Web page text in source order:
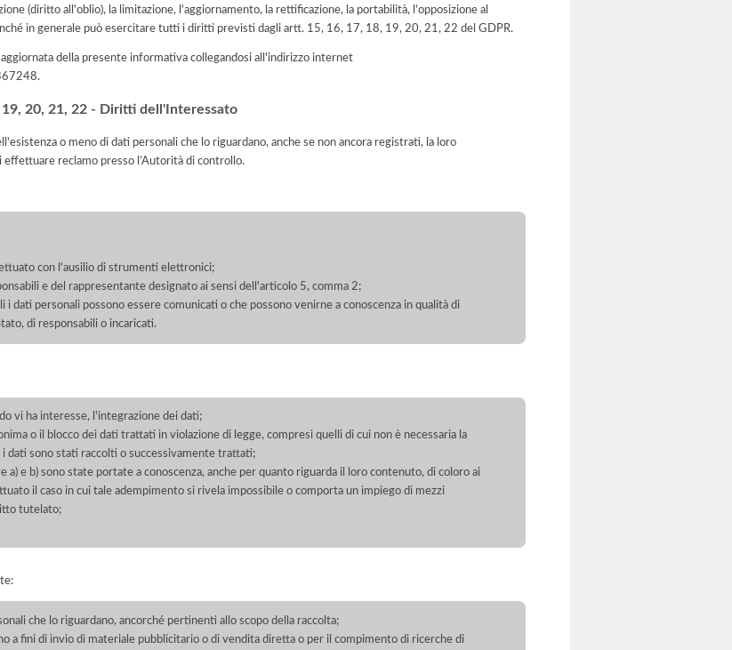
(diritto all'oblio), la limitazione, l'aggiornamento, la rettificazione, la portabilità, l'opposizione al
in generale può esercitare tutti i diritti previsti dagli artt. 15, 16, 17, 18, 19, 20, 21, 22 del GDPR.
della presente informativa collegandosi all'indirizzo internet
.
20, 21, 22 - Diritti dell'Interessato
o meno di dati personali che lo riguardano, anche se non ancora registrati, la loro
reclamo presso l’Autorità di controllo.
con l'ausilio di strumenti elettronici;
e del rappresentante designato ai sensi dell'articolo 5, comma 2;
dati personali possono essere comunicati o che possono venirne a conoscenza in qualità di
di responsabili o incaricati.
vi ha interesse, l'integrazione dei dati;
o il blocco dei dati trattati in violazione di legge, compresi quelli di cui non è necessaria la
dati sono stati raccolti o successivamente trattati;
a) e b) sono state portate a conoscenza, anche per quanto riguarda il loro contenuto, di coloro ai
il caso in cui tale adempimento si rivela impossibile o comporta un impiego di mezzi
tutelato;
che lo riguardano, ancorché pertinenti allo scopo della raccolta;
a fini di invio di materiale pubblicitario o di vendita diretta o per il compimento di ricerche di